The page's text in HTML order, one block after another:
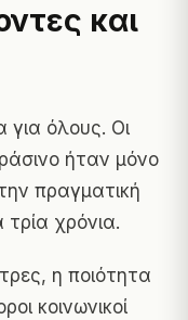
και
για όλους. Οι
ήταν μόνο
πραγματική
τρία χρόνια.
η ποιότητα
κοινωνικοί